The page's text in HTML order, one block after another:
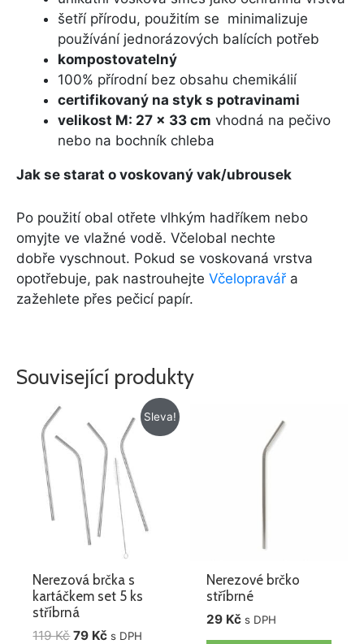
šetří přírodu, použitím se minimalizuje
používání jednorázových balících potřeb
kompostovatelný
100% přírodní bez obsahu chemikálií
certifikovaný na styk s potravinami
velikost M: 27 x 33 cm vhodná na pečivo
nebo na bochník chleba
Jak se starat o voskovaný vak/ubrousek
Po použití obal otřete vlhkým hadříkem nebo
omyjte ve vlažné vodě. Včelobal nechte
dobře vyschnout. Pokud se voskovaná vrstva
opotřebuje, pak nastrouhejte Včelopravář a
zažehlete přes pečicí papír.
Související produkty
Sleva!
Nerezová brčka s
kartáčkem set 5 ks
stříbrná
119Kč
cena
byla:
119 Kč.
79 Kč
Aktuální
cena
je:
79 Kč.
s DPH
Nerezové brčko
stříbrné
29 Kč s DPH